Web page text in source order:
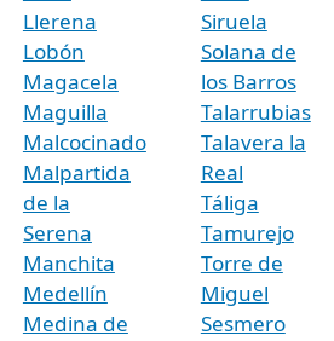
Llerena
Lobón
Magacela
Maguilla
Malcocinado
Malpartida
de la
Serena
Manchita
Medellín
Medina de
Siruela
Solana de
los Barros
Talarrubias
Talavera la
Real
Táliga
Tamurejo
Torre de
Miguel
Sesmero